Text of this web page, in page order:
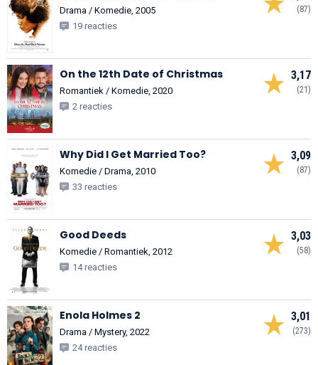
(87)
Drama / Komedie, 2005
19 reacties
3,17
(21)
On the 12th Date of Christmas
Romantiek / Komedie, 2020
2 reacties
3,09
(87)
Why Did I Get Married Too?
Komedie / Drama, 2010
33 reacties
3,03
(58)
Good Deeds
Komedie / Romantiek, 2012
14 reacties
3,01
(273)
Enola Holmes 2
Drama / Mystery, 2022
24 reacties